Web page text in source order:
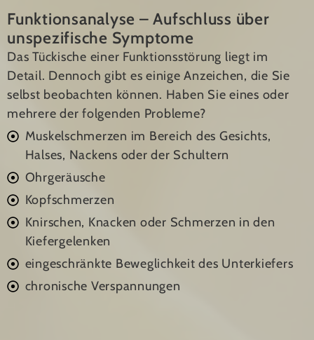
Funktionsanalyse – Aufschluss über
unspezifische Symptome
Das Tückische einer Funktionsstörung liegt im
Detail. Dennoch gibt es einige Anzeichen, die Sie
selbst beobachten können. Haben Sie eines oder
mehrere der folgenden Probleme?
Muskelschmerzen im Bereich des Gesichts,
Halses, Nackens oder der Schultern
Ohrgeräusche
Kopfschmerzen
Knirschen, Knacken oder Schmerzen in den
Kiefergelenken
eingeschränkte Beweglichkeit des Unterkiefers
chronische Verspannungen